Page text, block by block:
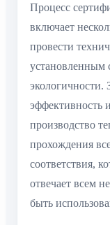
Процесс
включает
провести
установленным
экологичности.
эффективность
производство
прохождения
соответствия,
отвечает всем
быть